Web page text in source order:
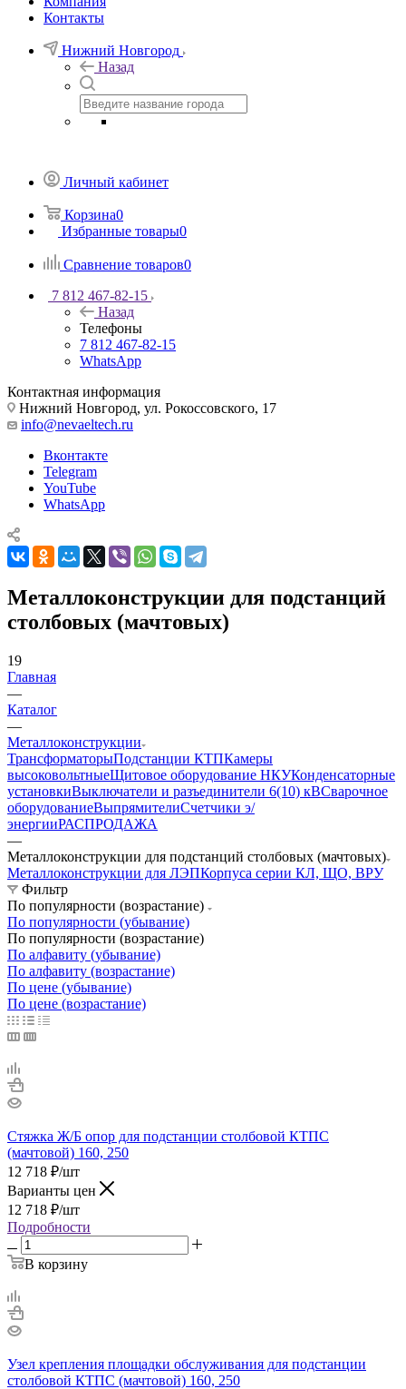
Контакты
Нижний Новгород
Назад
Личный кабинет
Корзина0
Избранные товары0
Сравнение товаров0
7 812 467-82-15
Назад
Телефоны
7 812 467-82-15
WhatsApp
Контактная информация
Нижний Новгород, ул. Рокоссовского, 17
info@nevaeltech.ru
Вконтакте
Telegram
YouTube
WhatsApp
Металлоконструкции для подстанций
столбовых (мачтовых)
19
Главная
—
Каталог
—
Металлоконструкции
ТрансформаторыПодстанции КТПКамеры
высоковольтныеЩитовое оборудование НКУКонденсаторные
установкиВыключатели и разъединители 6(10) кВСварочное
оборудованиеВыпрямителиСчетчики э/
энергииРАСПРОДАЖА
—
Металлоконструкции для подстанций столбовых (мачтовых)
Металлоконструкции для ЛЭПКорпуса серии КЛ, ЩО, ВРУ
Фильтр
По популярности (возрастание)
По популярности (убывание)
По популярности (возрастание)
По алфавиту (убывание)
По алфавиту (возрастание)
По цене (убывание)
По цене (возрастание)
Стяжка Ж/Б опор для подстанции столбовой КТПС
(мачтовой) 160, 250
12 718 ₽/шт
Варианты цен
12 718 ₽/шт
Подробности
В корзину
Узел крепления площадки обслуживания для подстанции
столбовой КТПС (мачтовой) 160, 250